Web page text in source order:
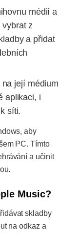
médií a
z
a přidat
její médium
aplikaci, i
síti.
aby
PC. Tímto
a učinit
Music?
skladby
na odkaz a